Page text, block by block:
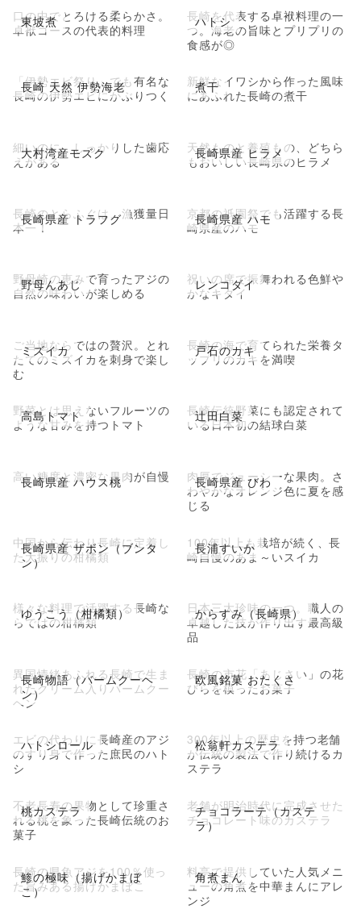
東坡煮
口の中でとろける柔らかさ。
卓袱コースの代表的料理
ハトシ
長崎を代表する卓袱料理の一
つ。海老の旨味とプリプリの
食感が◎
長崎 天然 伊勢海老
「伊勢エビ祭り」でも有名な
長崎の伊勢エビにかぶりつく
煮干
新鮮なイワシから作った風味
にあふれた長崎の煮干
大村湾産モズク
細いのに、しっかりした歯応
えがある
長崎県産 ヒラメ
天然ものと養殖もの、どちら
もおいしい長崎県のヒラメ
長崎県産 トラフグ
長崎のとらふぐは、漁獲量日
本一！
長崎県産 ハモ
京都の祇園祭でも活躍する長
崎県産のハモ
野母んあじ
野母崎の恵みで育ったアジの
自然の味わいが楽しめる
レンコダイ
祝いの席で振舞われる色鮮や
かなキダイ
ミズイカ
ご当地ならではの贅沢。とれ
たてのミズイカを刺身で楽し
む
戸石のカキ
長崎の海で育てられた栄養タ
ップリのカキを満喫
高島トマト
野菜とは思えないフルーツの
ような甘みを持つトマト
辻田白菜
長崎伝統野菜にも認定されて
いる日本初の結球白菜
長崎県産 ハウス桃
高い糖度と濃密な果肉が自慢 長崎県産 びわ
肉厚でジューシーな果肉。さ
わやかなオレンジ色に夏を感
じる
長崎県産 ザボン（ブンタ
ン）
中国から伝わり長崎に定着し
た大振りの柑橘類
長浦すいか
100年以上も栽培が続く、長
崎自慢のあま～いスイカ
ゆうこう（柑橘類）
様々な料理で活躍する長崎な
らではの柑橘類
からすみ（長崎県）
日本三大珍味の一つ。職人の
卓越した技が作り出す最高級
品
長崎物語（バームクーヘ
ン）
異国情緒あふれる長崎で生ま
れたクリーム入りバームクー
ヘン
欧風銘菓 おたくさ
長崎の市花「あじさい」の花
びらを模ったお菓子
ハトシロール
エビの代わりに長崎産のアジ
のすり身で作った庶民のハト
シ
松翁軒カステラ
300年以上の歴史を持つ老舗
が伝統の製法で作り続けるカ
ステラ
桃カステラ
不老長寿の果物として珍重さ
れる桃を象った長崎伝統のお
菓子
チョコラーテ（カステ
ラ）
老舗が明治時代に完成させた
チョコレート味のカステラ
鯵の極味（揚げかまぼ
こ）
長崎の県魚アジを100％使っ
た旨みある揚げかまぼこ
角煮まん
料亭で提供していた人気メニ
ューの角煮を中華まんにアレ
ンジ